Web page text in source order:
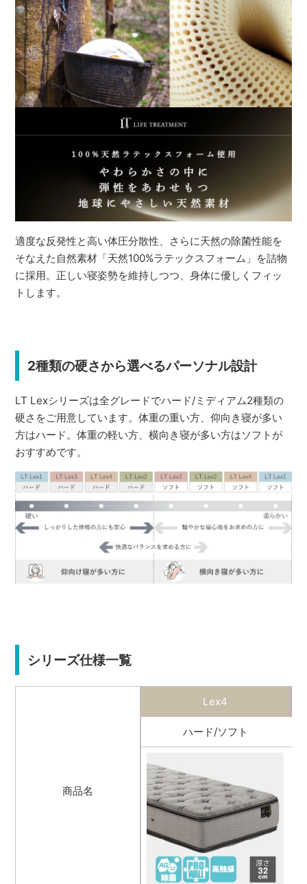
適度な反発性と高い体圧分散性、さらに天然の除菌性能を
そなえた自然素材「天然100%ラテックスフォーム」を詰物
に採用。正しい寝姿勢を維持しつつ、身体に優しくフィッ
トします。
2種類の硬さから選べるパーソナル設計
LT Lexシリーズは全グレードでハード/ミディアム2種類の
硬さをご用意しています。体重の重い方、仰向き寝が多い
方はハード。体重の軽い方、横向き寝が多い方はソフトが
おすすめです。
シリーズ仕様一覧
商品名
Lex4
ハード/ソフト